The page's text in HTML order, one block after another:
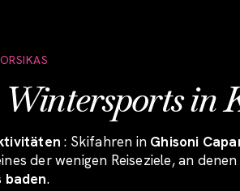
Wintersports in
: Skifahren in Ghisoni
der wenigen Reiseziele, an
baden.